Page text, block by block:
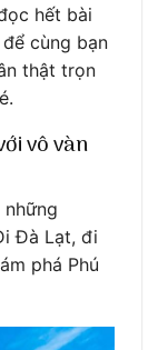
hết bài
cùng bạn
thật trọn
vô vàn
những
Đà Lạt, đi
phá Phú